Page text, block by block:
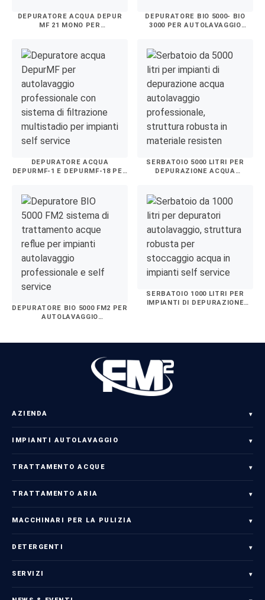
DEPURATORE ACQUA DEPUR
MF 21 MONO PER
DEPURATORE BIO 5000- BIO
3000 PER AUTOLAVAGGIO
DEPURATORE ACQUA
DEPURMF-1 E DEPURMF-18 PER
SERBATOIO 5000 LITRI PER
DEPURAZIONE ACQUA
DEPURATORE BIO 5000 FM2 PER
AUTOLAVAGGIO
SERBATOIO 1000 LITRI PER
IMPIANTI DI DEPURAZIONE
AZIENDA ▾
IMPIANTI AUTOLAVAGGIO ▾
TRATTAMENTO ACQUE ▾
TRATTAMENTO ARIA ▾
MACCHINARI PER LA PULIZIA ▾
DETERGENTI ▾
SERVIZI ▾